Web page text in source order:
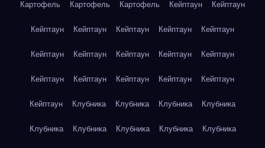
Картофель Картофель Картофель Кейптаун Кейптаун
Кейптаун Кейптаун Кейптаун Кейптаун Кейптаун
Кейптаун Кейптаун Кейптаун Кейптаун Кейптаун
Кейптаун Кейптаун Кейптаун Кейптаун Кейптаун
Кейптаун Клубника Клубника Клубника Клубника
Клубника Клубника Клубника Клубника Клубника